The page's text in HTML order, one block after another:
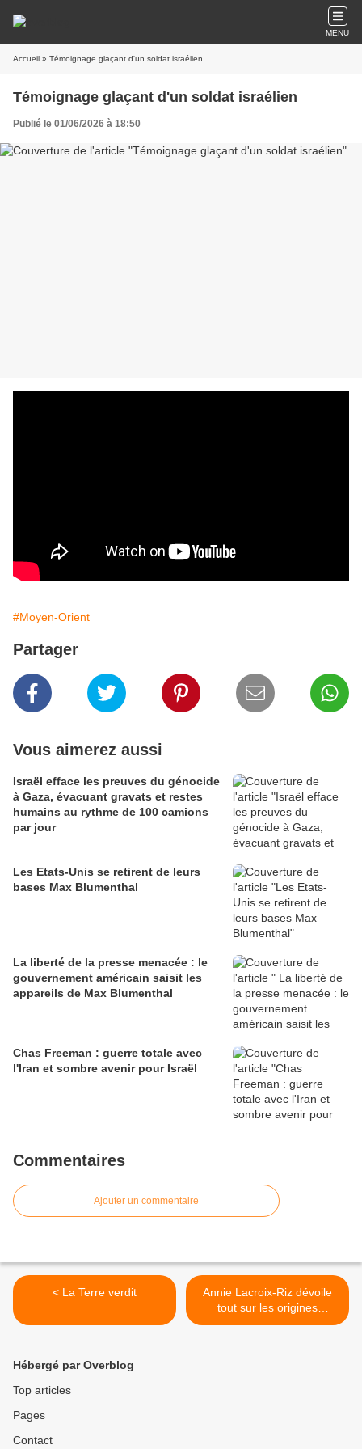
MENU
Accueil » Témoignage glaçant d'un soldat israélien
Témoignage glaçant d'un soldat israélien
Publié le 01/06/2026 à 18:50
#Moyen-Orient
Partager
Vous aimerez aussi
Israël efface les preuves du génocide
à Gaza, évacuant gravats et restes
humains au rythme de 100 camions
par jour
Les Etats-Unis se retirent de leurs
bases Max Blumenthal
La liberté de la presse menacée : le
gouvernement américain saisit les
appareils de Max Blumenthal
Chas Freeman : guerre totale avec
l'Iran et sombre avenir pour Israël
Commentaires
Ajouter un commentaire
< La Terre verdit
Annie Lacroix-Riz dévoile
tout sur les origines
inavouables de l'OTAN ! >
Hébergé par Overblog
Top articles
Pages
Contact